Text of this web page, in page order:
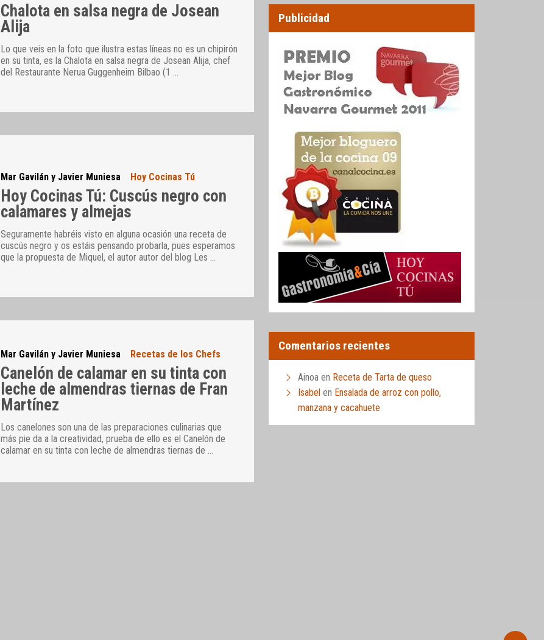
Chalota en salsa negra de Josean
Alija
Lo que veis en la foto que ilustra estas líneas no es un chipirón
en su tinta, es la Chalota en salsa negra de Josean Alija, chef
del Restaurante Nerua Guggenheim Bilbao (1 …
Mar Gavilán y Javier Muniesa Hoy Cocinas Tú
Hoy Cocinas Tú: Cuscús negro con
calamares y almejas
Seguramente habréis visto en alguna ocasión una receta de
cuscús negro y os estáis pensando probarla, pues esperamos
que la propuesta de Miquel, el autor autor del blog Les …
Mar Gavilán y Javier Muniesa Recetas de los Chefs
Canelón de calamar en su tinta con
leche de almendras tiernas de Fran
Martínez
Los canelones son una de las preparaciones culinarias que
más pie da a la creatividad, prueba de ello es el Canelón de
calamar en su tinta con leche de almendras tiernas de …
Publicidad
Comentarios recientes
Ainoa en Receta de Tarta de queso
Isabel en Ensalada de arroz con pollo,
manzana y cacahuete